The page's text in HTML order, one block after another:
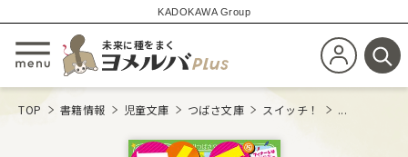
KADOKAWA Group
メニューを開閉する
未来に種をまく
新規会員登
検
TOP 書籍情報 児童文庫 つばさ文庫 スイッチ！ ...